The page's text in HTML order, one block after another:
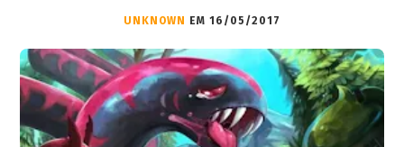
UNKNOWN EM 16/05/2017